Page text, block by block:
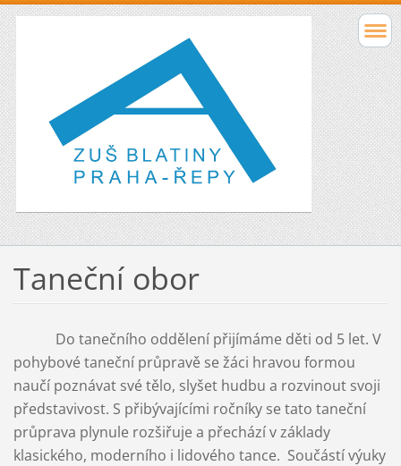
Taneční obor
Do tanečního oddělení přijímáme děti od 5 let. V
pohybové taneční průpravě se žáci hravou formou
naučí poznávat své tělo, slyšet hudbu a rozvinout svoji
představivost. S přibývajícími ročníky se tato taneční
průprava plynule rozšiřuje a přechází v základy
klasického, moderního i lidového tance. Součástí výuky